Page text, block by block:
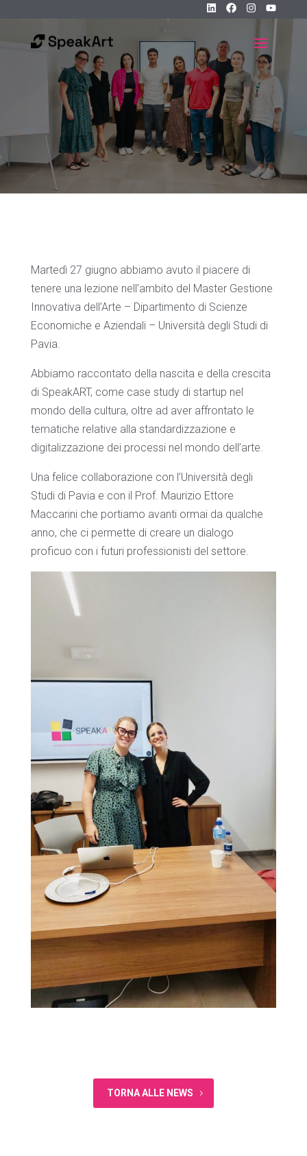
Martedì 27 giugno abbiamo avuto il piacere di
tenere una lezione nell’ambito del Master Gestione
Innovativa dell’Arte – Dipartimento di Scienze
Economiche e Aziendali – Università degli Studi di
Pavia.
Abbiamo raccontato della nascita e della crescita
di SpeakART, come case study di startup nel
mondo della cultura, oltre ad aver affrontato le
tematiche relative alla standardizzazione e
digitalizzazione dei processi nel mondo dell’arte.
Una felice collaborazione con l’Università degli
Studi di Pavia e con il Prof. Maurizio Ettore
Maccarini che portiamo avanti ormai da qualche
anno, che ci permette di creare un dialogo
proficuo con i futuri professionisti del settore.
TORNA ALLE NEWS